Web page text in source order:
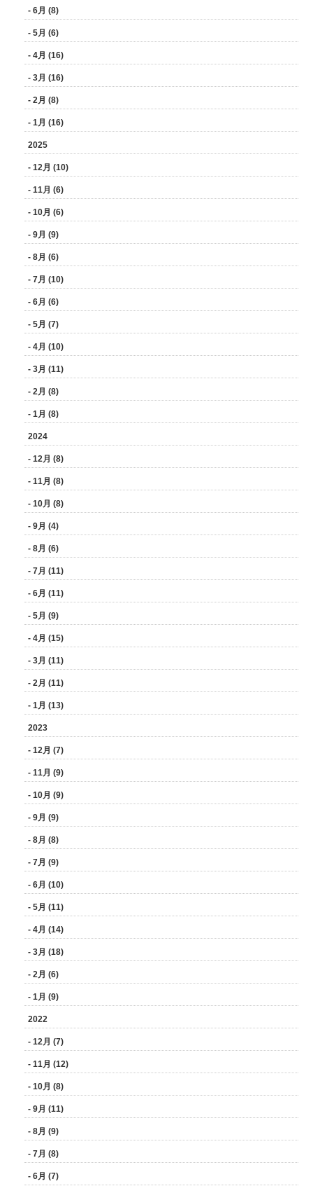
- 6月 (8)
- 5月 (6)
- 4月 (16)
- 3月 (16)
- 2月 (8)
- 1月 (16)
2025
- 12月 (10)
- 11月 (6)
- 10月 (6)
- 9月 (9)
- 8月 (6)
- 7月 (10)
- 6月 (6)
- 5月 (7)
- 4月 (10)
- 3月 (11)
- 2月 (8)
- 1月 (8)
2024
- 12月 (8)
- 11月 (8)
- 10月 (8)
- 9月 (4)
- 8月 (6)
- 7月 (11)
- 6月 (11)
- 5月 (9)
- 4月 (15)
- 3月 (11)
- 2月 (11)
- 1月 (13)
2023
- 12月 (7)
- 11月 (9)
- 10月 (9)
- 9月 (9)
- 8月 (8)
- 7月 (9)
- 6月 (10)
- 5月 (11)
- 4月 (14)
- 3月 (18)
- 2月 (6)
- 1月 (9)
2022
- 12月 (7)
- 11月 (12)
- 10月 (8)
- 9月 (11)
- 8月 (9)
- 7月 (8)
- 6月 (7)